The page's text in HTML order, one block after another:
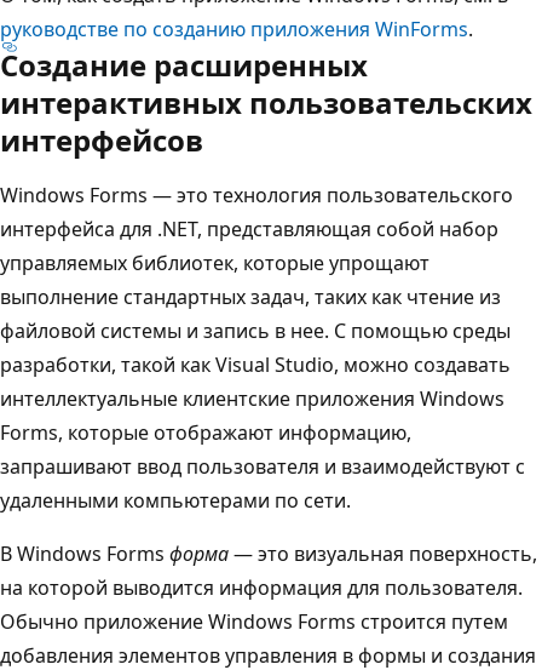
руководстве по созданию приложения WinForms.
Создание расширенных
интерактивных пользовательских
интерфейсов
Windows Forms — это технология пользовательского
интерфейса для .NET, представляющая собой набор
управляемых библиотек, которые упрощают
выполнение стандартных задач, таких как чтение из
файловой системы и запись в нее. С помощью среды
разработки, такой как Visual Studio, можно создавать
интеллектуальные клиентские приложения Windows
Forms, которые отображают информацию,
запрашивают ввод пользователя и взаимодействуют с
удаленными компьютерами по сети.
В Windows Forms форма— это визуальная поверхность,
на которой выводится информация для пользователя.
Обычно приложение Windows Forms строится путем
добавления элементов управления в формы и создания